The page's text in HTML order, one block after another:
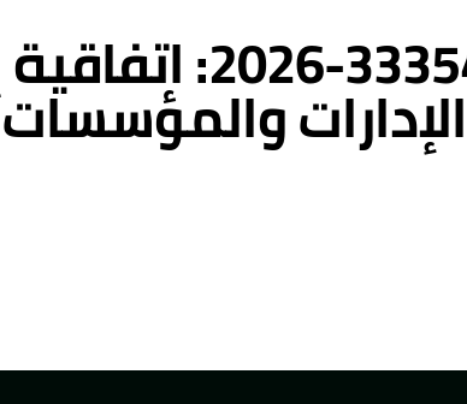
المناقصة رقم
الإدارات